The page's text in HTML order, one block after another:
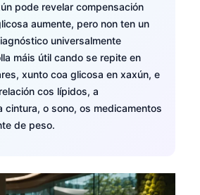
pode revelar compensación
aumente, pero non ten un
universalmente
máis útil cando se repite en
xunto coa glicosa en xaxún, e
cos lípidos, a
cintura, o sono, os medicamentos
de peso.